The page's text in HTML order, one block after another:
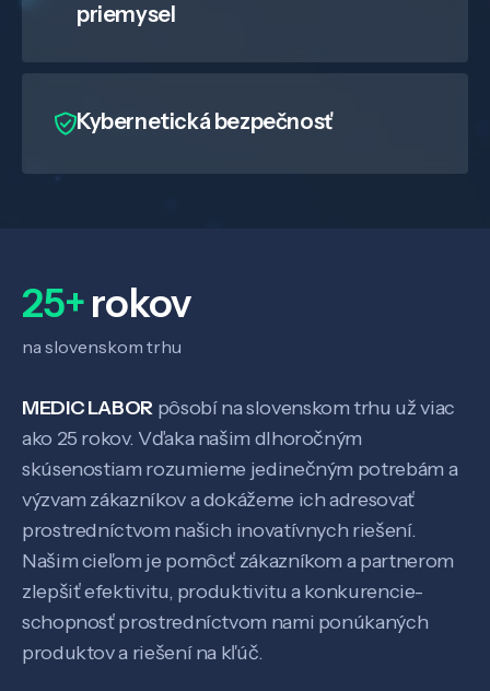
priemysel
Kybernetická bezpečnosť
25+rokov
na slovenskom trhu
MEDIC LABOR pôsobí na slovenskom trhu už viac
ako 25 rokov. Vďaka našim dlhoročným
skúsenostiam rozumieme jedinečným potrebám a
výzvam zákazníkov a dokážeme ich adresovať
prostredníctvom našich inovatívnych riešení.
Našim cieľom je pomôcť zákazníkom a partnerom
zlepšiť efektivitu, produktivitu a konkurencie-
schopnosť prostredníctvom nami ponúkaných
produktov a riešení na kľúč.